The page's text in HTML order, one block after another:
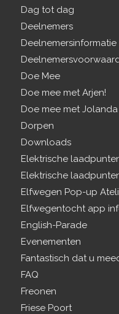
Dag tot dag
Deelnemers
Deelnemersinformatie
Doe Mee
Doe mee met Arjen!
Doe mee met Jolanda
Dorpen
Downloads
Elektrische
Elektrische
Elfwegen Pop-up
Elfwegentocht app
English-Parade
Evenementen
Fantastisch dat u
FAQ
Freonen
Friese Poort